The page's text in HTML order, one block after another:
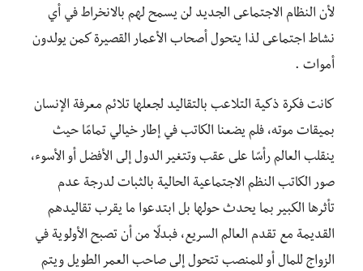
لأن النظام الاجتماعى الجديد لن يسمح لهم بالانخراط في أي
نشاط اجتماعى لذا يتحول أصحاب الأعمار القصيرة كمن يولدون
أموات .
كانت فكرة ذكية التلاعب بالتقاليد لجعلها تلائم معرفة الإنسان
بميقات موته، فلم يضعنا الكاتب في إطار خيالي تمامًا حيث
ينقلب العالم رأسًا على عقب وتتغير الدول إلى الأفضل أو الأسوء،
صور الكاتب النظم الاجتماعية الحالية بالثبات لدرجة عدم
تأثرها الكبير بما يحدث حولها بل ابتدعوا ما يقرب تقاليدهم
القديمة مع تقدم العالم السريع، فبدلًا من أن تصبح الأولوية في
الزواج للمال أو للمنصب تتحول إلى صاحب العمر الطويل ويتم